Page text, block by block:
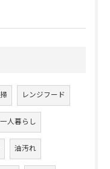
レンジフード
一人暮らし
油汚れ